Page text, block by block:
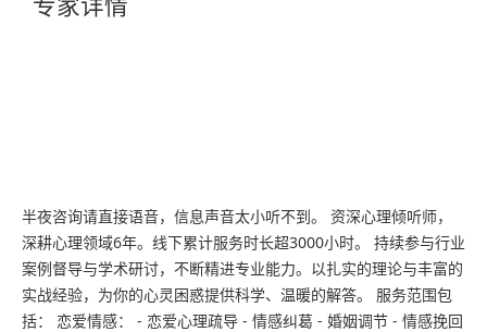
半夜咨询请直接语音，信息声音太小听不到。 资深心理倾听师，
深耕心理领域6年。线下累计服务时长超3000小时。 持续参与行业
案例督导与学术研讨，不断精进专业能力。以扎实的理论与丰富的
实战经验，为你的心灵困惑提供科学、温暖的解答。 服务范围包
括： 恋爱情感： - 恋爱心理疏导 - 情感纠葛 - 婚姻调节 - 情感挽回